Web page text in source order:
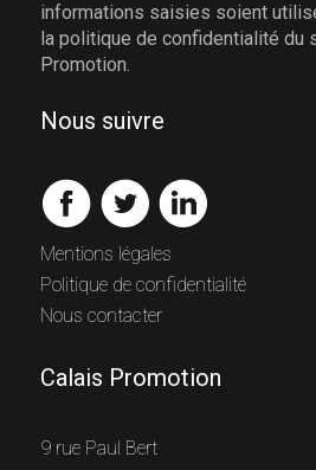
Calais Promotion
9 rue Paul Bert
Mentions légales
Politique de confidentialité
Nous contacter
Nous suivre
informations saisies soient
la politique de confidentialité du
Promotion.